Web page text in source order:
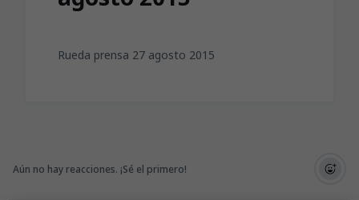
Rueda prensa 27 agosto 2015
Aún no hay reacciones. ¡Sé el primero!